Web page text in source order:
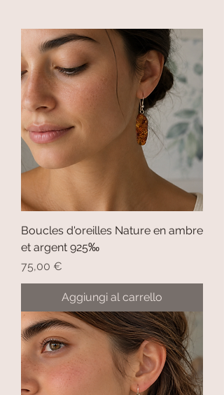
Boucles d'oreilles Nature en ambre
et argent 925‰
Prezzo
75,00 €
Aggiungi al carrello